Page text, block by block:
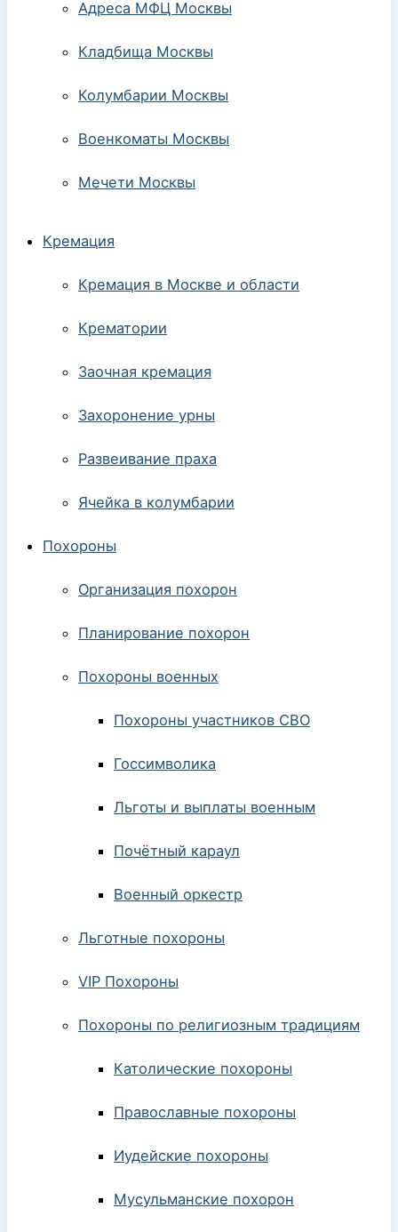
Адреса МФЦ Москвы
Кладбища Москвы
Колумбарии Москвы
Военкоматы Москвы
Мечети Москвы
Кремация
Кремация в Москве и области
Крематории
Заочная кремация
Захоронение урны
Развеивание праха
Ячейка в колумбарии
Похороны
Организация похорон
Планирование похорон
Похороны военных
Похороны участников СВО
Госсимволика
Льготы и выплаты военным
Почётный караул
Военный оркестр
Льготные похороны
VIP Похороны
Похороны по религиозным традициям
Католические похороны
Православные похороны
Иудейские похороны
Мусульманские похорон